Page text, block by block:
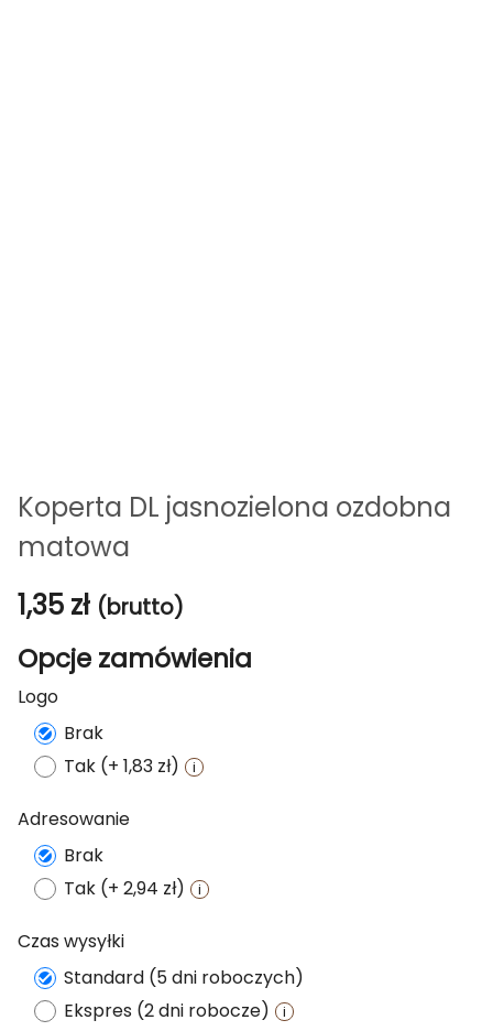
Koperta DL jasnozielona ozdobna
matowa
1,35 zł (brutto)
Opcje zamówienia
Logo
Brak
Tak (+ 1,83 zł)
Adresowanie
Brak
Tak (+ 2,94 zł)
Czas wysyłki
Standard (5 dni roboczych)
Ekspres (2 dni robocze)